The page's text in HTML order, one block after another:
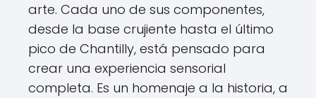
arte. Cada uno de sus componentes,
desde la base crujiente hasta el último
pico de Chantilly, está pensado para
crear una experiencia sensorial
completa. Es un homenaje a la historia, a